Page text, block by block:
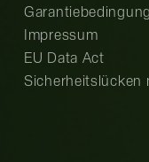
Impressum
EU Data Act
Sicherheitslücken